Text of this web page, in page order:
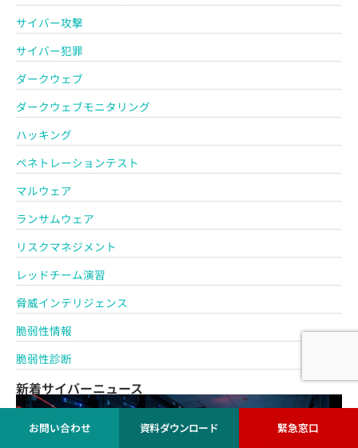
サイバー攻撃
サイバー犯罪
ダークウェブ
ダークウェブモニタリング
ハッキング
ペネトレーションテスト
マルウェア
ランサムウェア
リスクマネジメント
レッドチーム演習
脅威インテリジェンス
脆弱性情報
脆弱性診断
新着サイバーニュース
お問い合わせ 資料ダウンロード 緊急窓口